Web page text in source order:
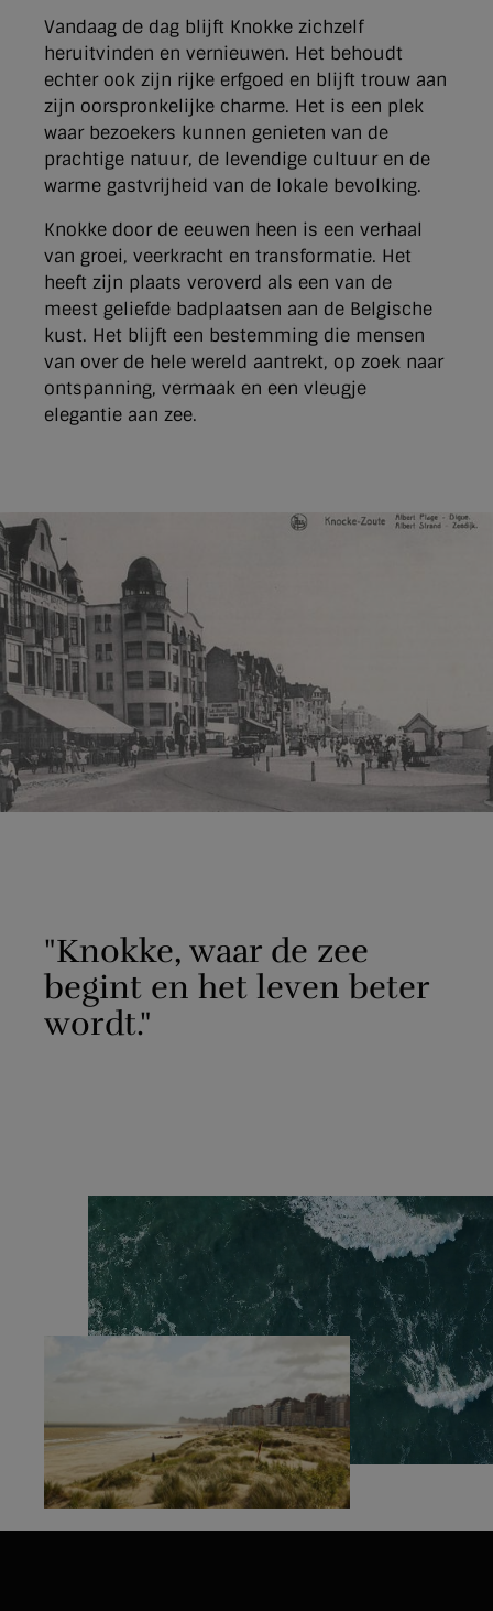
Vandaag de dag blijft Knokke zichzelf
heruitvinden en vernieuwen. Het behoudt
echter ook zijn rijke erfgoed en blijft trouw aan
zijn oorspronkelijke charme. Het is een plek
waar bezoekers kunnen genieten van de
prachtige natuur, de levendige cultuur en de
warme gastvrijheid van de lokale bevolking.
Knokke door de eeuwen heen is een verhaal
van groei, veerkracht en transformatie. Het
heeft zijn plaats veroverd als een van de
meest geliefde badplaatsen aan de Belgische
kust. Het blijft een bestemming die mensen
van over de hele wereld aantrekt, op zoek naar
ontspanning, vermaak en een vleugje
elegantie aan zee.
"Knokke, waar de zee
begint en het leven beter
wordt."